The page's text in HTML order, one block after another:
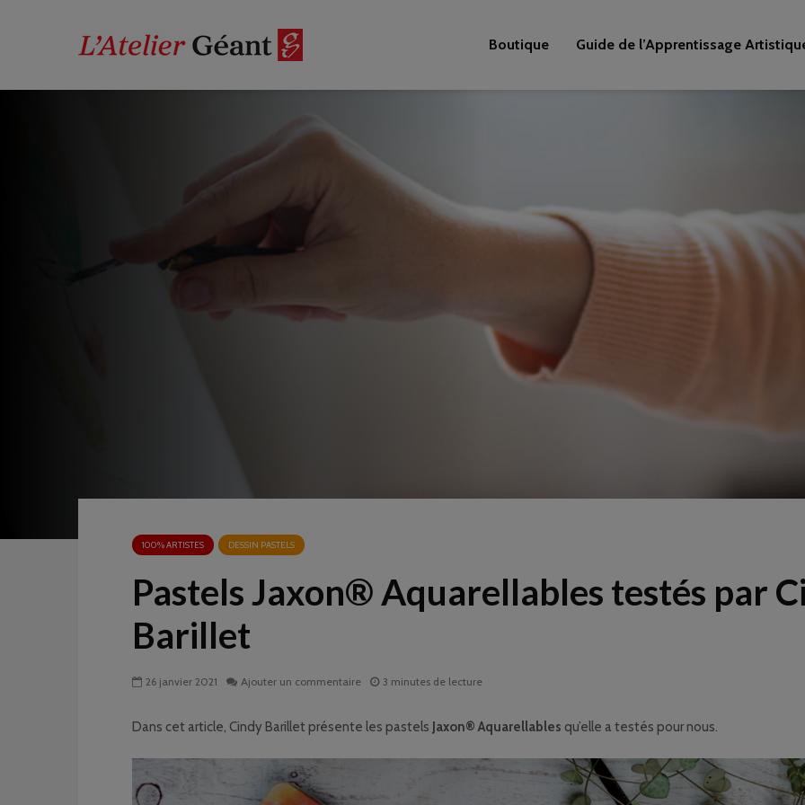
Boutique Guide de l’Apprentissage
100% ARTISTES DESSIN PASTELS
Pastels Jaxon® Aquarellables testés par
Barillet
26 janvier 2021 Ajouter un commentaire 3 minutes de lecture
Dans cet article, Cindy Barillet présente les pastels Jaxon® Aquarellables qu’elle a testés pour nous.